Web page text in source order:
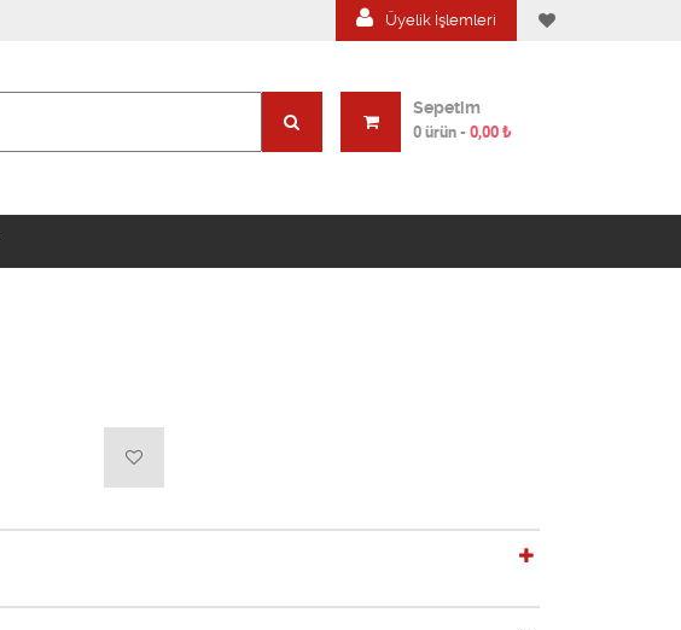
Üyelik İşlemleri
Sepetim
0 ürün - 0,00 ₺